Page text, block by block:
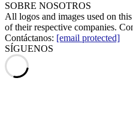
SOBRE NOSOTROS
All logos and images used on
of their respective companies.
Contáctanos: [email protected]
SÍGUENOS